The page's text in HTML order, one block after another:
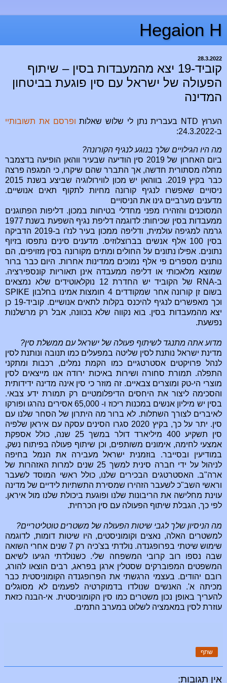
Hegaion H
28.3.2022
קוביד-19 יצא מהמעבדות בסין – שיתוף
הפעולה של ישראל עם סין פוגעת בביטחון
המדינה
הערוץ NTD בעברית נתן לי שלוש שאלות ופרסם את תשובותיי
ב-24.3.2022:
מה היו הגילויים שלך בנוגע לנגיף הקורונה?
ביום האחרון של 2019 סין הודיעה שבעיר ווהאן הופיעה בדצמבר
מחלה מסתורית חדשה, אך התברר שהם שיקרו, כי המגפה פרצה
כבר בקיץ 2019. בווהאן יש מכון לווירולוגיה שביצע בשנת 2015
ניסויים שאפשרו לנגיף קורונה מחיות לתקוף תאים אנושיים.
מדענים מערביים גינו את הניסויים
המסוכנים והזהירו מפני מחדלי בטיחות במכון. דליפות הפתוגנים
ממעבדות בסין שכיחות: לדוגמה דליפת נגיף השפעת בשנת 1977
גרמה למגיפה עולמית, ודליפה ממכון בעיר לנז'ו ב-2019 הדביקה
בסין 100 אלף אנשים בברוצלוזיס. מדענים סינים נתפסו בזיוף
נתונים. אפילו נתונים על החולים ומתים מקורונה בסין מזויפים, הם
נותנים מספרים פי אלף נמוכים ממדינות אחרות. היום כבר ברור
שמוצא מלאכותי או דליפה ממעבדה אינן תאוריות קונספירציה.
ב-RNA
של הקוביד יש החדרת 12 נוקלאוטידים שלא נמצאים
בשום זן קורונה אחר שמקודדים 4 חומצות אמינו בחלבון
SPIKE
וכך מאפשרים לנגיף להיכנס בקלות לתאים אנושיים. קוביד-19 כן
יצא מהמעבדות בסין. בוא נקווה שלא בכוונה, אבל רק מרשלנות
נפשעת.
מדוע אתה מתנגד לשיתוף פעולה של ישראל עם ממשלת סין?
מדינת ישראל נותנת לסין שליטה במפעלים כמו תנובה ונותנת לסין
לנהל פרויקטים אסטרטגיים כמו הקמת נמלים, רכבות ומתקני
התפלה. תמורת סחורה ושירות באיכות ירודה אנו מייצאים לסין
מוצרי הי-טק ומוצרים צבאיים. זה מוזר כי סין אינה מדינה ידידותית
והסכימה ליצור את היחסים הדיפלומטיים רק תמורת ידע צבאי.
בסין יש מיליון אנשים במכנות ריכוז ו- 65,000 אסירים נהרגו ופורקו
לאיברים לצורך השתלות. לא ברור מה היתרון של הסחר שלנו עם
סין. יתר על כך, בקיץ 2020 סגרו הסינים עסקה עם איראן שלפיה
סין תשקיע 400 מיליארד דולר במשך 25 שנה, כולל אספקת
אמצעי לחימה, אימונים משותפים, וכן שיתוף פעולה בפיתוח נשק,
במודיעין ובסייבר. בוזמנית ישראל מעבירה את הנמל בחיפה
לניהול על ידי חברה סינית למשך 25 שנים למרות האזהרות של
ארה"ב. האסטרטגים הבכירים שלנו, כולל ראשי המוסד לשעבר
וראשי השב"כ לשעבר הזהירו שמסירת התשתיות לידיים של מדינה
עוינת מחלישה את הריבונות שלנו ופוגעת ביכולת שלנו מול איראן.
לפי כך, הגבלת שיתוף הפעולה עם סין הכרחית.
מה הניסיון שלך לגבי שיטות הפעולה של משטרים טוטליטריים?
למשטרים האלה, נאצים וקומוניסטים, היו שיטות דומות, לדוגמה
שימוש שיטתי בפרופגנדה. נולדתי בצ'כיה רק 7 שנים אחרי השואה
שבה נספו רוב קרובי המשפחה שלי. כשנולדתי הגיעו לשיאם
המשפטים המפוברקים שסטלין ארגן בפראג, רבים הוצאו להורג,
רובם יהודים. בעצמי הרגשתי את הפרופגנדה הקומוניסטית כבר
מכיתה א'. האנשים שנולדו בדמוקרטיה לפעמים לא מסוגלים
להעריך באופן נכון משטרים כמו סין הקומוניסטית. אי-הבנה כזאת
עוזרת לסין במאמציה לשלוט במערב התמים.
שתף
אין תגובות: